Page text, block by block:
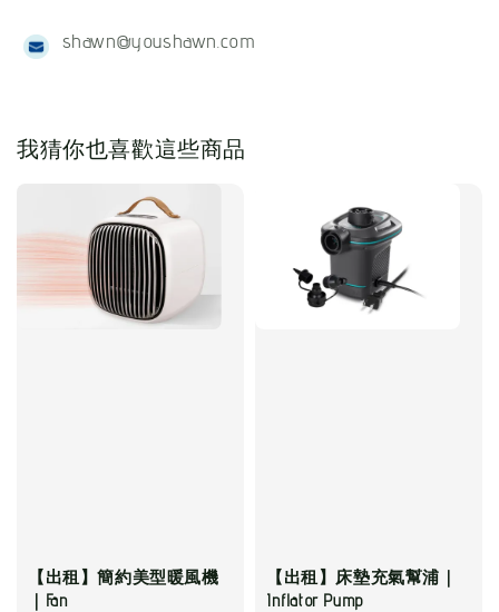
shawn@youshawn.com
我猜你也喜歡這些商品
【出租】簡約美型暖風機
｜Fan
【出租】床墊充氣幫浦｜
Inflator Pump